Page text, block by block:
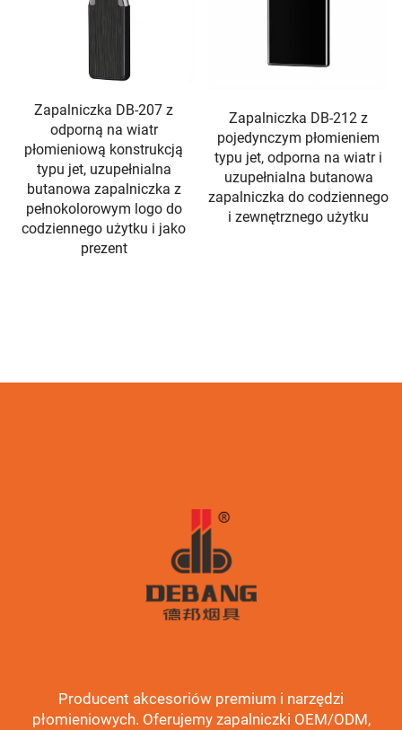
Zapalniczka DB-212 z
pojedynczym płomieniem
typu jet, odporna na wiatr i
uzupełnialna butanowa
zapalniczka do codziennego
i zewnętrznego użytku
Zapalniczka DB-226 do
cygar z trzema płomieniami
typu torch, przezroczystym
widocznym zbiornikiem
gazu, regulowanym
płomieniem oraz haczykiem
Producent akcesoriów premium i narzędzi
płomieniowych. Oferujemy zapalniczki OEM/ODM,